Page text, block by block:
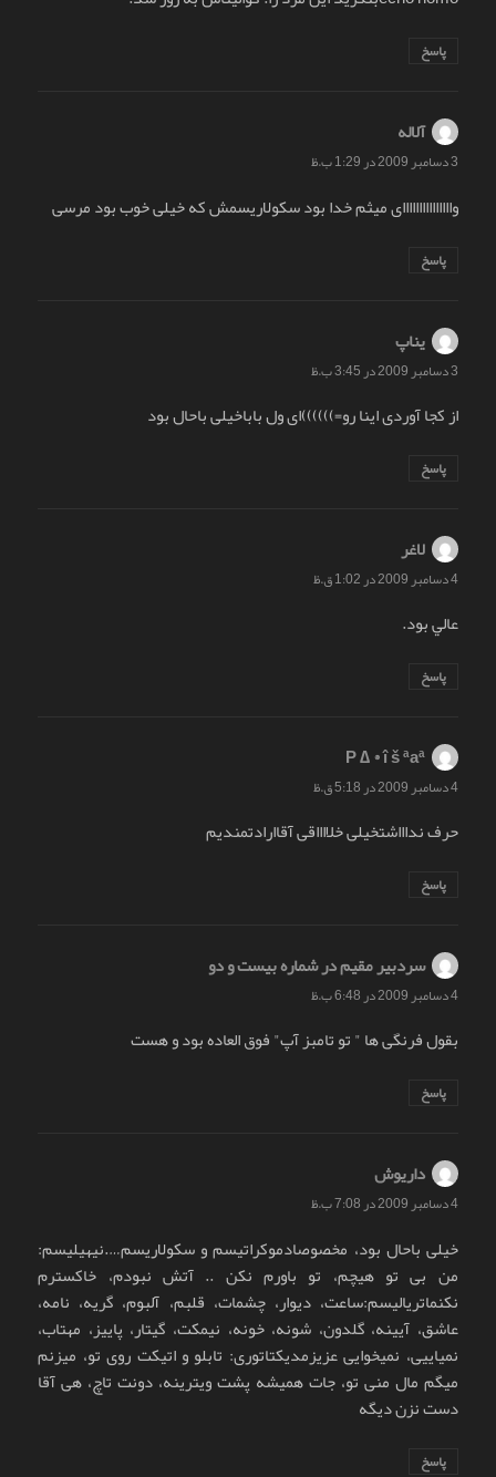
پاسخ
آلاله
3 دسامبر 2009 در 1:29 ب.ظ
وااااااااااااااای میثم خدا بود سکولاریسمش که خیلی خوب بود مرسی
پاسخ
یناپ
3 دسامبر 2009 در 3:45 ب.ظ
از کجا آوردی اینا رو=))))))ای ول باباخیلی باحال بود
پاسخ
لاغر
4 دسامبر 2009 در 1:02 ق.ظ
عالي بود.
پاسخ
P ∆ ® î š ªaª
4 دسامبر 2009 در 5:18 ق.ظ
حرف نداااشتخیلی خلااااقی آقاارادتمندیم
پاسخ
سردبیر مقیم در شماره بیست و دو
4 دسامبر 2009 در 6:48 ب.ظ
بقول فرنگی ها " تو تامبز آپ" فوق العاده بود و هست
پاسخ
داریوش
4 دسامبر 2009 در 7:08 ب.ظ
خیلی باحال بود، مخصوصادموکراتیسم و سکولاریسم….نیهیلیسم:
من بی تو هیچم، تو باورم نکن .. آتش نبودم، خاکسترم
نکنماتریالیسم:ساعت، دیوار، چشمات، قلبم، آلبوم، گریه، نامه،
عاشق، آیینه، گلدون، شونه، خونه، نیمکت، گیتار، پاییز، مهتاب،
نمیاییی، نمیخوایی عزیزمدیکتاتوری: تابلو و اتیکت روی تو، میزنم
میگم مال منی تو، جات همیشه پشت ویترینه، دونت تاچ، هی آقا
دست نزن دیگه
پاسخ